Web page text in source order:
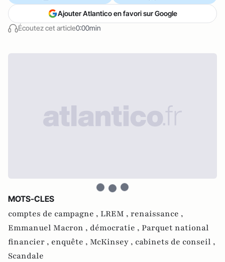
Écoutez cet article0:00min
Ajouter Atlantico en favori sur Google
MOTS-CLES
comptes de campagne , LREM , renaissance ,
Emmanuel Macron , démocratie , Parquet national
financier , enquête , McKinsey , cabinets de conseil ,
Scandale